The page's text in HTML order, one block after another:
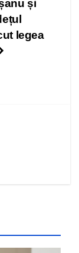
și
legea